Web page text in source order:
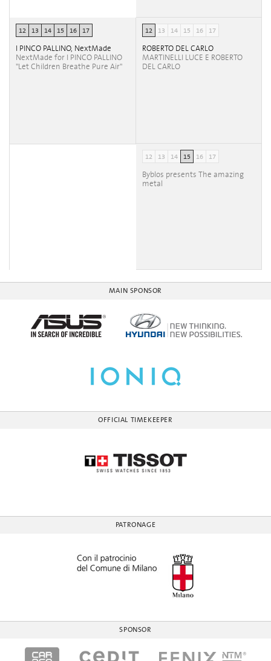
12 13 14 15 16 17
I PINCO PALLINO, NextMade
NextMade for I PINCO PALLINO
"Let Children Breathe Pure Air"
12 13 14 15 16 17
ROBERTO DEL CARLO
MARTINELLI LUCE E ROBERTO
DEL CARLO
12 13 14 15 16 17
Byblos presents The amazing
metal
MAIN SPONSOR
OFFICIAL TIMEKEEPER
PATRONAGE
SPONSOR